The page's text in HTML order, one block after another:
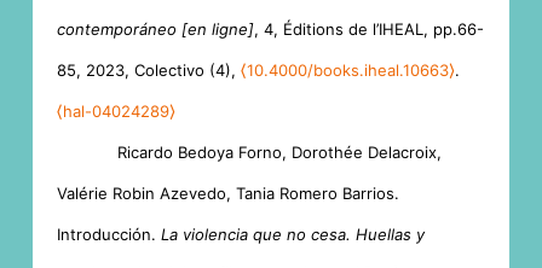
contemporáneo [en ligne], 4, Éditions de l’IHEAL, pp.66-
85, 2023, Colectivo (4), ⟨10.4000/books.iheal.10663⟩.
⟨hal-04024289⟩
Ricardo Bedoya Forno, Dorothée Delacroix,
Valérie Robin Azevedo, Tania Romero Barrios.
Introducción. La violencia que no cesa. Huellas y